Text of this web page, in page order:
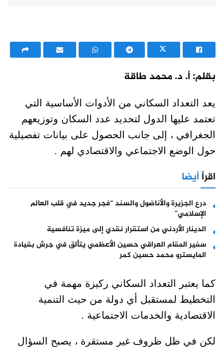
بقلم: أ. د. محمد طاقة
يعد التعداد السكاني من الأدوات الأساسية التي
تعتمد عليها الدول لتحديد عدد السكان وتوزيعهم
الجغرافي ، إلى جانب الحصول على بيانات تفصيلية
حول الوضع الاجتماعي والاقتصادي لهم .
اقرأأيضا
درع الجزيرة والأناضول والسند “فجر جديد في قلب العالم
الإسلامي”
الدينار الأردني من استقرار نقدي إلى ميزة تنافسية
سفير المقام العراقي حسين الأعظمي يتألق في جرش بقيادة
المايسترو محمد حسين كمر
كما يعتبر التعداد السكاني ركيزة مهمة في
التخطيط لمستقبل أي دولة من حيث التنمية
الاقتصادية والخدمات الاجتماعية .
لكن في ظل ظروف غير مستقرة ، يصبح السؤال